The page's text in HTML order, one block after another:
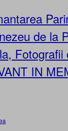
de la
IN